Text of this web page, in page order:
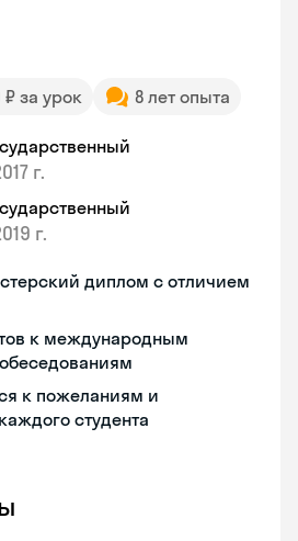
₽ за урок 8 лет опыта
г.
г.
диплом с отличием
к международным
к пожеланиям и
студента